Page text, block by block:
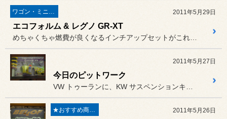
2011年5月29日
エコフォルム & レグノ GR-XT
2011年5月27日
今日のピットワーク
2011年5月26日